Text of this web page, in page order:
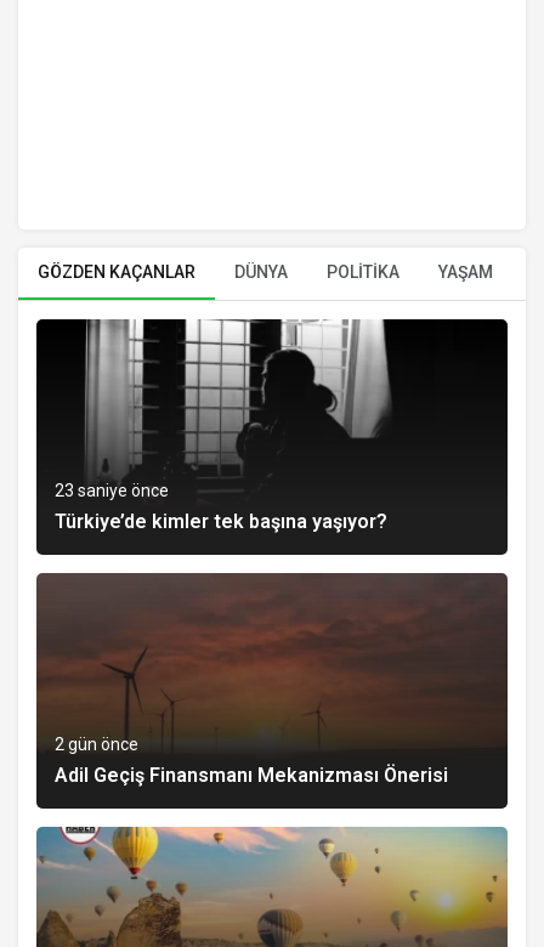
GÖZDEN KAÇANLAR DÜNYA POLİTİKA YAŞAM
23 saniye önce
Türkiye’de kimler tek başına yaşıyor?
2 gün önce
Adil Geçiş Finansmanı Mekanizması Önerisi